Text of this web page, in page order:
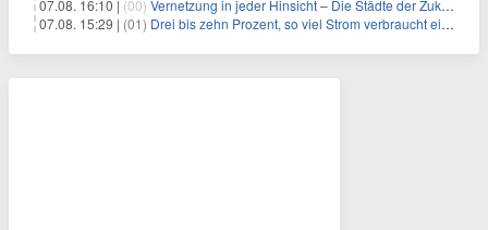
07.08. 16:10 | (00) Vernetzung in jeder Hinsicht – Die Städte der Zukunft sind grün-blau
07.08. 15:29 | (01) Drei bis zehn Prozent, so viel Strom verbraucht ein Aufzug im Gebäude